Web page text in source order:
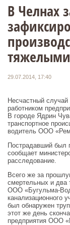
В Челнах
29.07.2014, 17:40
Несчастный
работником
В городе Ядрин
транспортное
водитель ООО «Рем
Пострадавший был
сообщает
расследование.
Всего же за
смертельных и два
ООО «Бугульма-
канализационного
был обнаружен
этот же день
предприятия ООО